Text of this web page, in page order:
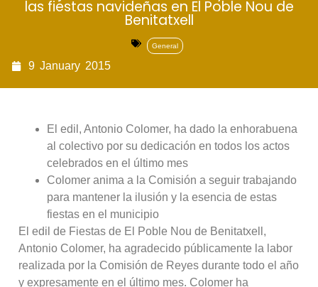
las fiestas navideñas en El Poble Nou de
Benitatxell
General
9 January 2015
El edil, Antonio Colomer, ha dado la enhorabuena
al colectivo por su dedicación en todos los actos
celebrados en el último mes
Colomer anima a la Comisión a seguir trabajando
para mantener la ilusión y la esencia de estas
fiestas en el municipio
El edil de Fiestas de El Poble Nou de Benitatxell,
Antonio Colomer, ha agradecido públicamente la labor
realizada por la Comisión de Reyes durante todo el año
y expresamente en el último mes. Colomer ha